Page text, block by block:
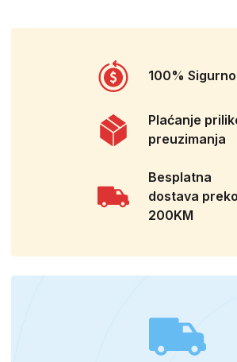
100% Sigurno
Plaćanje
preuzimanja
Besplatna
dostava preko
200KM